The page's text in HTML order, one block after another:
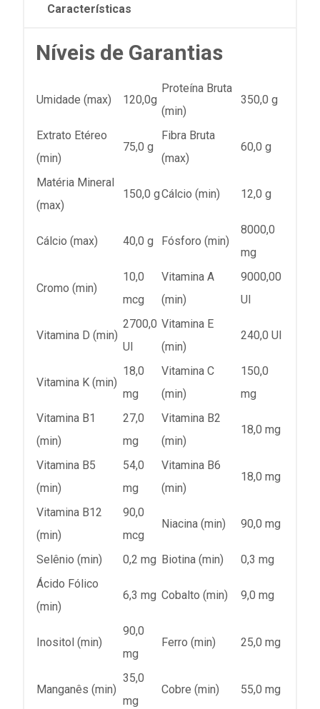
Características
Níveis de Garantias
Umidade (max) 120,0g
Proteína Bruta
(min)
350,0 g
Extrato Etéreo
(min)
75,0 g
Fibra Bruta
(max)
60,0 g
Matéria Mineral
(max)
150,0 gCálcio (min) 12,0 g
Cálcio (max) 40,0 g Fósforo (min)
8000,0
mg
Cromo (min)
10,0
mcg
Vitamina A
(min)
9000,00
UI
Vitamina D (min)
2700,0
UI
Vitamina E
(min)
240,0 UI
Vitamina K (min)
18,0
mg
Vitamina C
(min)
150,0
mg
Vitamina B1
(min)
27,0
mg
Vitamina B2
(min)
18,0 mg
Vitamina B5
(min)
54,0
mg
Vitamina B6
(min)
18,0 mg
Vitamina B12
(min)
90,0
mcg
Niacina (min) 90,0 mg
Selênio (min) 0,2 mg Biotina (min)
0,3 mg
Ácido Fólico
(min)
6,3 mg Cobalto (min) 9,0 mg
Inositol (min)
90,0
mg
Ferro (min) 25,0 mg
Manganês (min)
35,0
mg
Cobre (min) 55,0 mg